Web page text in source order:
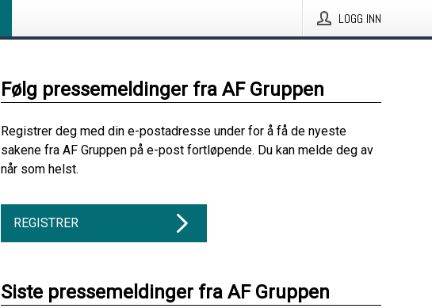
LOGG INN
Følg pressemeldinger fra AF Gruppen
Registrer deg med din e-postadresse under for å få de nyeste
sakene fra AF Gruppen på e-post fortløpende. Du kan melde deg av
når som helst.
REGISTRER
Siste pressemeldinger fra AF Gruppen